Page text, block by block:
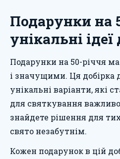
Подарунки на
унікальні
Подарунки на 50-річчя
і значущими. Ця
унікальні варіанти, які
для святкування
знайдете рішення для
свято незабутнім.
Кожен подарунок в цій